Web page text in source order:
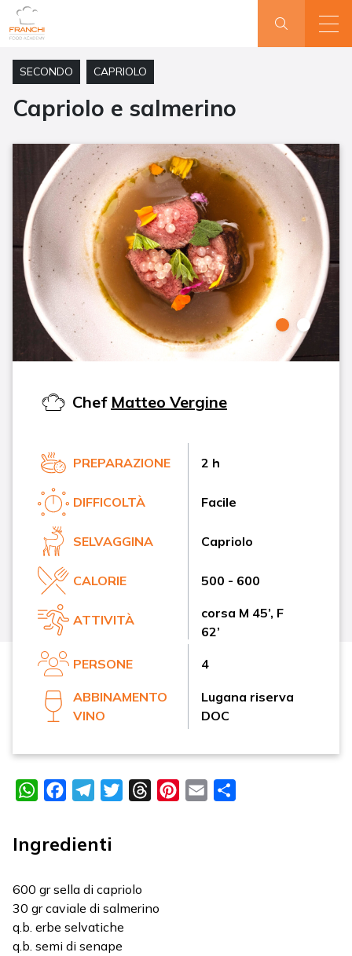
SECONDO CAPRIOLO
Capriolo e salmerino
Chef Matteo Vergine
PREPARAZIONE 2 h
DIFFICOLTÀ Facile
SELVAGGINA Capriolo
CALORIE 500 - 600
ATTIVITÀ
corsa M 45’, F
62’
PERSONE 4
ABBINAMENTO
VINO
Lugana riserva
DOC
WhatsAppFacebookTelegramTwitterThreadsPinterest
Email
Ingredienti
600 gr sella di capriolo
30 gr caviale di salmerino
q.b. erbe selvatiche
q.b. semi di senape